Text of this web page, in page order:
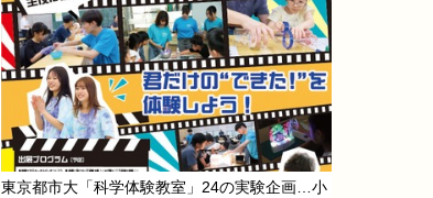
東京都市大「科学体験教室」24の実験企画…小